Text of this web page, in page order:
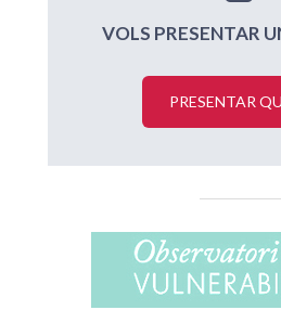
VOLS PRESENTAR
PRESENTAR